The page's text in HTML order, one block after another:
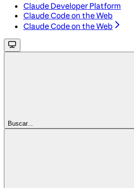
Claude Developer Platform
Claude Code on the Web
Claude Code on the Web
Buscar...